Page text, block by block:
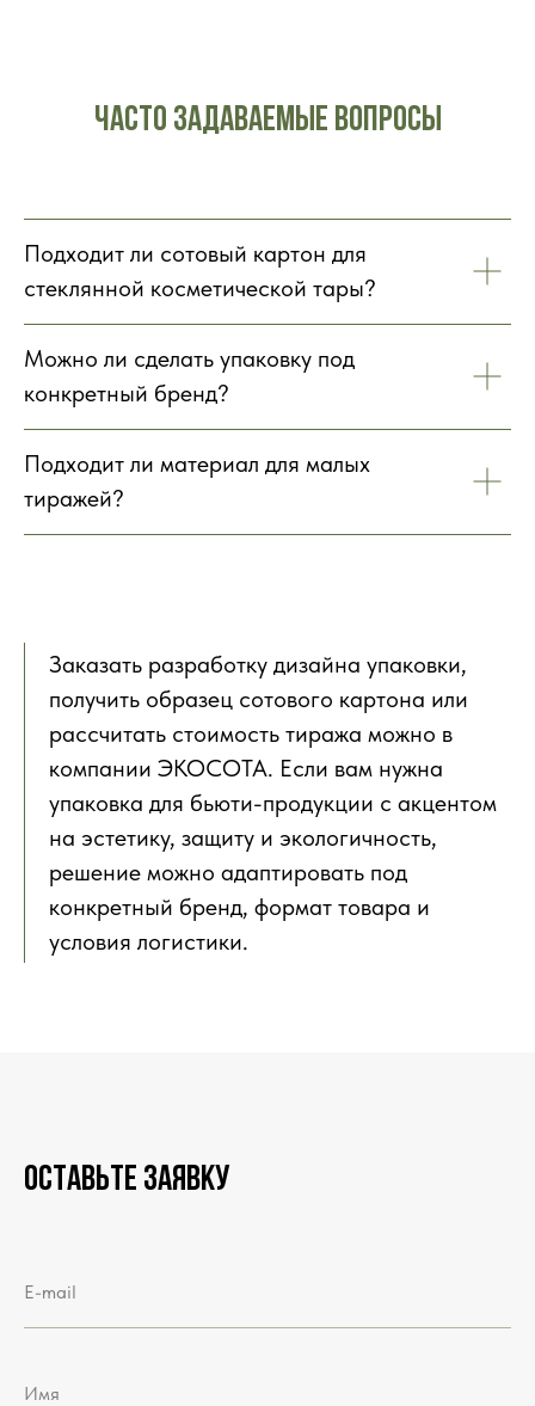
Часто задаваемые вопросы
Подходит ли сотовый картон для
стеклянной косметической тары?
Можно ли сделать упаковку под
конкретный бренд?
Подходит ли материал для малых
тиражей?
Заказать разработку дизайна упаковки,
получить образец сотового картона или
рассчитать стоимость тиража можно в
компании ЭКОСОТА. Если вам нужна
упаковка для бьюти-продукции с акцентом
на эстетику, защиту и экологичность,
решение можно адаптировать под
конкретный бренд, формат товара и
условия логистики.
Оставьте заявку
E-mail
Имя